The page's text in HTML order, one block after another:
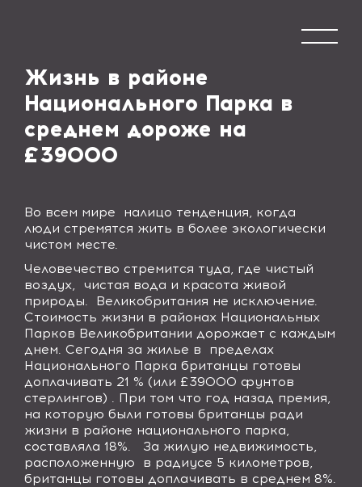
Жизнь в районе
Национального Парка в
среднем дороже на
£39000
Во всем мире налицо тенденция, когда
люди стремятся жить в более экологически
чистом месте.
Человечество стремится туда, где чистый
воздух, чистая вода и красота живой
природы. Великобритания не исключение.
Стоимость жизни в районах Национальных
Парков Великобритании дорожает с каждым
днем. Сегодня за жилье в пределах
Национального Парка британцы готовы
доплачивать 21 % (или £39000 фунтов
стерлингов) . При том что год назад премия,
на которую были готовы британцы ради
жизни в районе национального парка,
составляла 18%. За жилую недвижимость,
расположенную в радиусе 5 километров,
британцы готовы доплачивать в среднем 8%.